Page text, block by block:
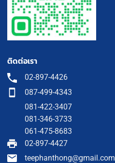
ติดต่อเรา
02-897-4426
087-499-4343
081-422-3407
081-346-3733
061-475-8683
02-897-4427
teephanthong@gmail.com